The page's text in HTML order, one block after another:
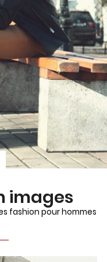
images
fashion pour hommes